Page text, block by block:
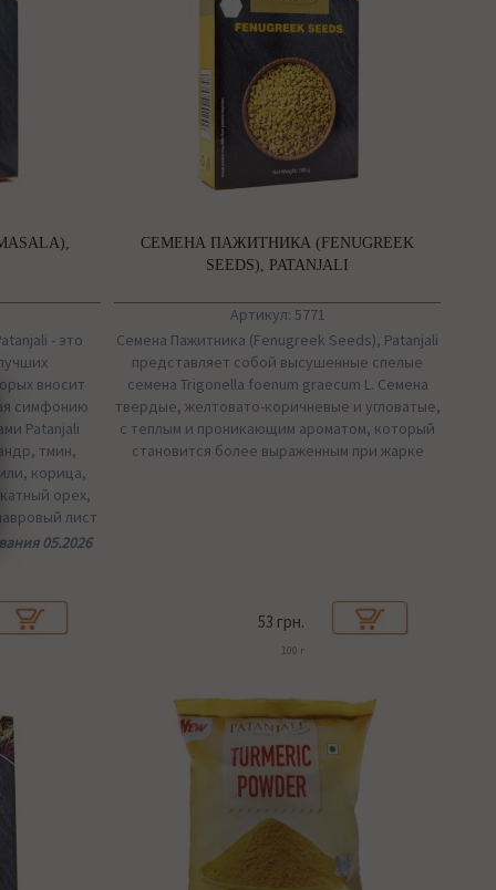
- это
вносит
симфонию
Patanjali
тмин,
корица,
орех,
лист
05.2026
СЕМЕНА ПАЖИТНИКА (FENUGREEK
SEEDS), PATANJALI
Артикул: 5771
Семена Пажитника (Fenugreek Seeds), Patanjali
представляет собой высушенные спелые
семена Trigonella foenum graecum L. Семена
твердые, желтовато-коричневые и угловатые,
с теплым и проникающим ароматом, который
становится более выраженным при жарке
53 грн.
100 г